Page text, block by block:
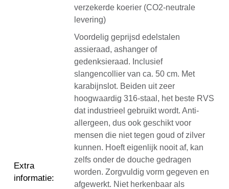
verzekerde koerier (CO2-neutrale
levering)
Extra
informatie:
Voordelig geprijsd edelstalen
assieraad, ashanger of
gedenksieraad. Inclusief
slangencollier van ca. 50 cm. Met
karabijnslot. Beiden uit zeer
hoogwaardig 316-staal, het beste RVS
dat industrieel gebruikt wordt. Anti-
allergeen, dus ook geschikt voor
mensen die niet tegen goud of zilver
kunnen. Hoeft eigenlijk nooit af, kan
zelfs onder de douche gedragen
worden. Zorgvuldig vorm gegeven en
afgewerkt. Niet herkenbaar als